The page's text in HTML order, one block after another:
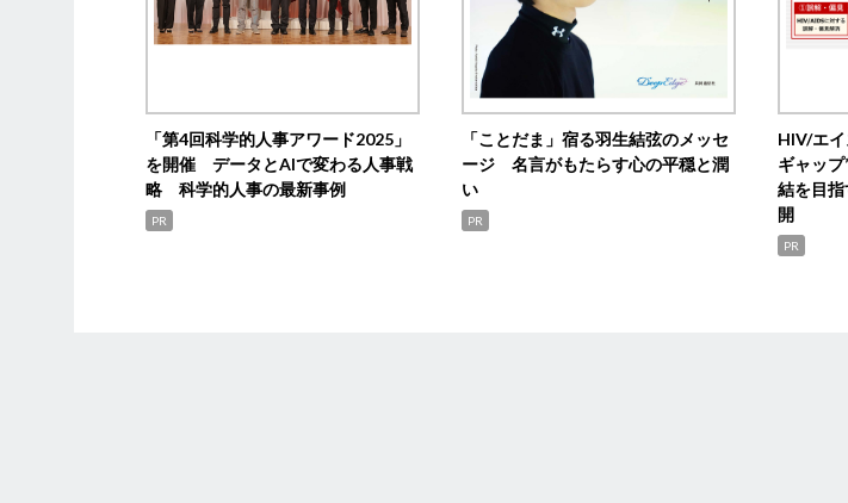
「第4回科学的人事アワード2025」
を開催 データとAIで変わる人事戦
略 科学的人事の最新事例
PR
「ことだま」宿る羽生結弦のメッセ
ージ 名言がもたらす心の平穏と潤
い
PR
HIV/エ
ギャッ
結を目
開
PR